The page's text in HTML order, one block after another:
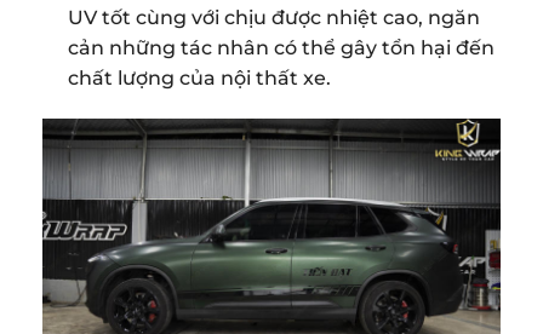
UV tốt cùng với chịu được nhiệt cao, ngăn
cản những tác nhân có thể gây tổn hại đến
chất lượng của nội thất xe.